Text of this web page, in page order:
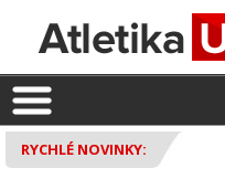
RYCHLÉ NOVINKY: